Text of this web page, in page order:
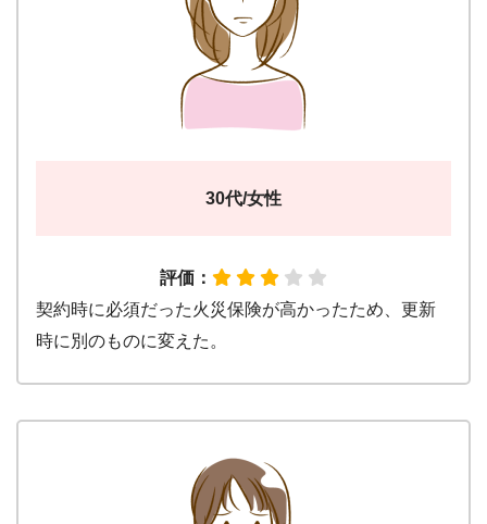
30代/女性
評価：
契約時に必須だった火災保険が高かったため、更新
時に別のものに変えた。